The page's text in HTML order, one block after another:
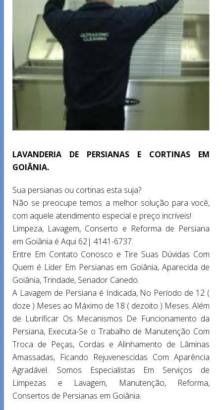
LAVANDERIA DE PERSIANAS E CORTINAS EM
GOIÂNIA.
Sua persianas ou cortinas esta suja?
Não se preocupe temos a melhor solução para você,
com aquele atendimento especial e preço incríveis!
Limpeza, Lavagem, Conserto e Reforma de Persiana
em Goiânia é Aqui 62| 4141-6737.
Entre Em Contato Conosco e Tire Suas Dúvidas Com
Quem é Líder Em Persianas em Goiânia, Aparecida de
Goiânia, Trindade, Senador Canedo.
A Lavagem de Persiana é Indicada, No Período de 12 (
doze ) Meses ao Máximo de 18 ( dezoito ) Meses. Além
de Lubrificar Os Mecanismos De Funcionamento da
Persiana, Executa-Se o Trabalho de Manutenção Com
Troca de Peças, Cordas e Alinhamento de Lâminas
Amassadas, Ficando Rejuvenescidas Com Aparência
Agradável. Somos Especialistas Em Serviços de
Limpezas e Lavagem, Manutenção, Reforma,
Consertos de Persianas em Goiânia.